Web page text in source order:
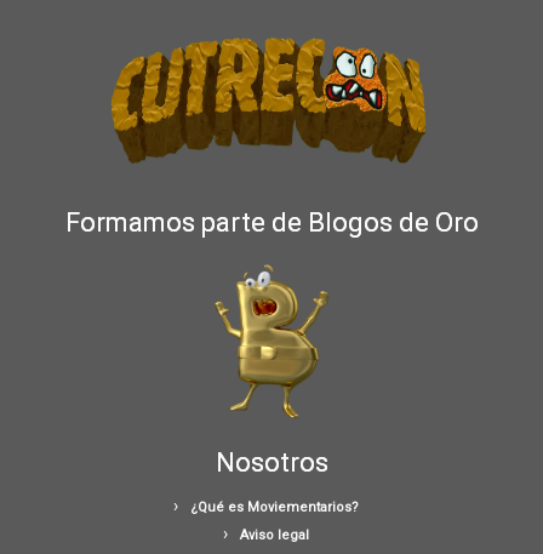
Formamos parte de Blogos de Oro
Nosotros
¿Qué es Moviementarios?
Aviso legal